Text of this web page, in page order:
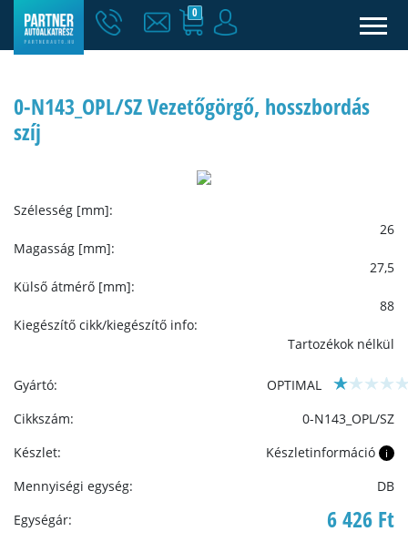
0
0-N143_OPL/SZ Vezetőgörgő, hosszbordás
szíj
Szélesség [mm]:
26
Magasság [mm]:
27,5
Külső átmérő [mm]:
88
Kiegészítő cikk/kiegészítő info:
Tartozékok nélkül
Gyártó:
OPTIMAL
Cikkszám:
0-N143_OPL/SZ
Készlet:
Készletinformáció i
Mennyiségi egység:
DB
Egységár:
6 426 Ft